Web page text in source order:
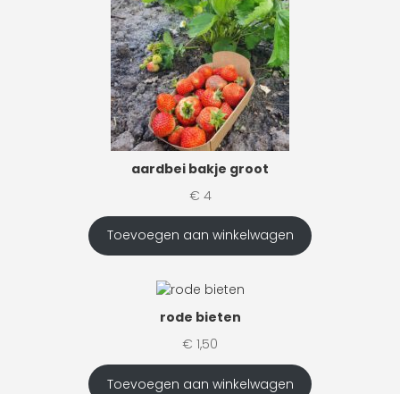
aardbei bakje groot
€ 4
Toevoegen aan winkelwagen
rode bieten
€ 1,50
Toevoegen aan winkelwagen